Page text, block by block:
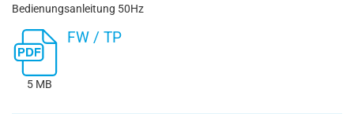
Bedienungsanleitung 50Hz
5 MB
FW / TP